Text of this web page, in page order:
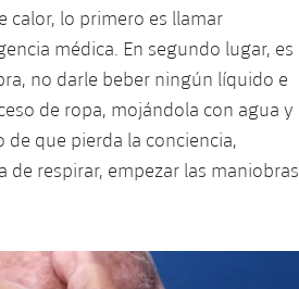
calor, lo primero es llamar
médica. En segundo lugar, es
no darle beber ningún líquido e
de ropa, mojándola con agua y
de que pierda la conciencia,
de respirar, empezar las maniobras